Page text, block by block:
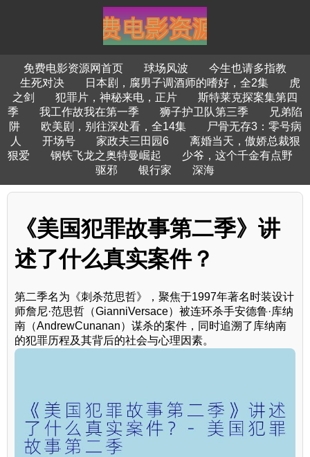
免费电影资源网首页 球场风波
今生也请多指教
生死对决
日本剧，腐男子调酒师的嗜好，全2集
虎
之剑
犯罪片，神秘来电，正片
斯特莱克探案集第四
季
我工作故我在第一季 狮子护卫队第三季
兄弟陷
阱
欧美剧，别往深处看，全14集
尸骨无存3：零号病
人
开场号 家政夫三田园6
离婚当天，傲娇总裁狠
狠爱
钢铁飞龙之奥特曼崛起
少爷，这个千金有点野
驱邪
银行家 深海
《美国犯罪故事第二季》讲
述了什么真实案件？
第二季名为《刺杀范思哲》，聚焦于1997年著名时装设计
师詹尼·范思哲（GianniVersace）被连环杀手安德鲁·库纳
南（AndrewCunanan）谋杀的案件，同时追溯了库纳南
的犯罪历程及其背后的社会与心理因素。